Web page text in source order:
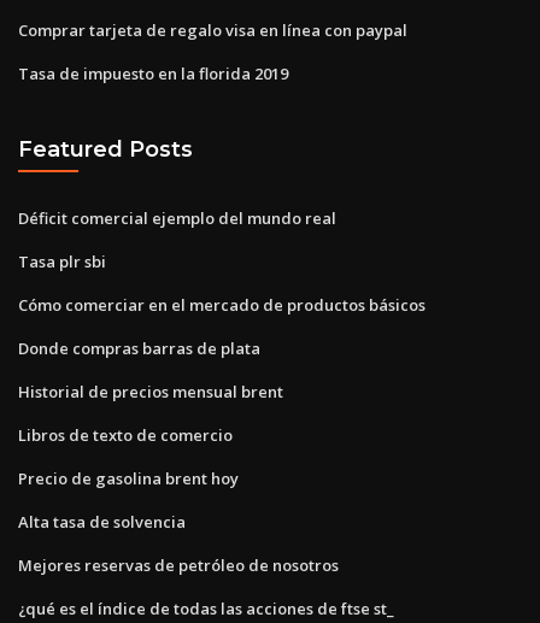
Comprar tarjeta de regalo visa en línea con paypal
Tasa de impuesto en la florida 2019
Featured Posts
Déficit comercial ejemplo del mundo real
Tasa plr sbi
Cómo comerciar en el mercado de productos básicos
Donde compras barras de plata
Historial de precios mensual brent
Libros de texto de comercio
Precio de gasolina brent hoy
Alta tasa de solvencia
Mejores reservas de petróleo de nosotros
¿qué es el índice de todas las acciones de ftse st_